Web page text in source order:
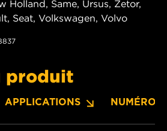
Holland, Same, Ursus, Zetor,
Seat, Volkswagen, Volvo
produit
APPLICATIONS NUMÉROS